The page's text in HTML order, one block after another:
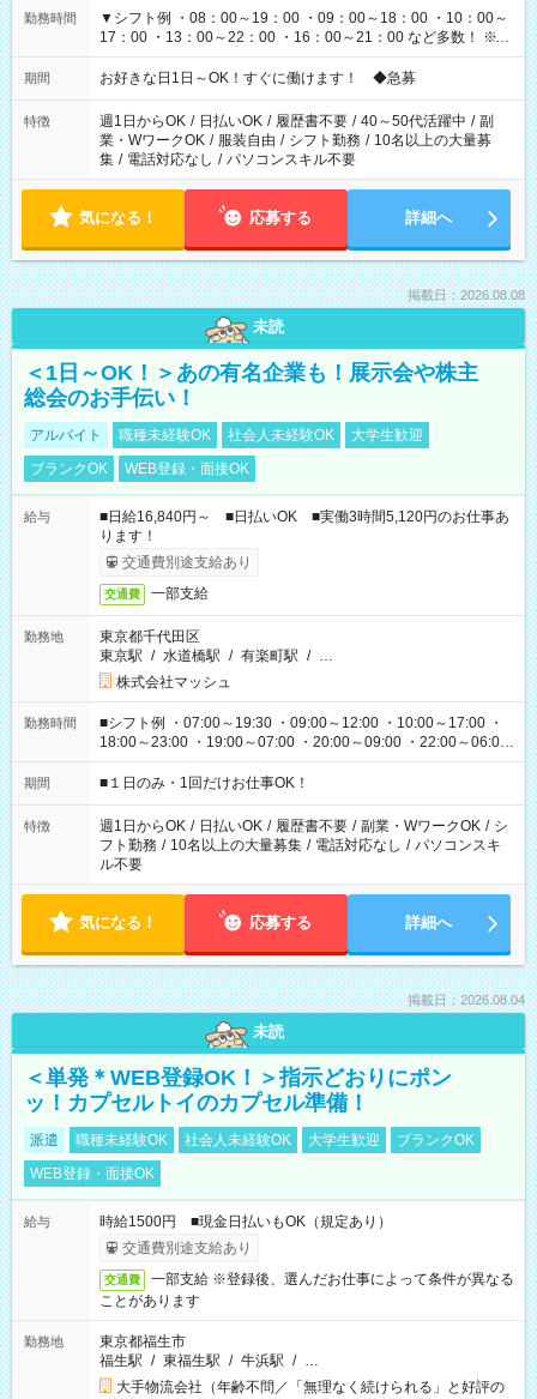
勤務時間
▼シフト例 ・08：00～19：00 ・09：00～18：00 ・10：00～
17：00 ・13：00～22：00 ・16：00～21：00 など多数！ ※お
仕事により勤務時間が異なります
期間 お好きな日1日～OK！すぐに働けます！ ◆急募
特徴 週1日からOK / 日払いOK / 履歴書不要 / 40～50代活躍中 / 副
業・WワークOK / 服装自由 / シフト勤務 / 10名以上の大量募
集 / 電話対応なし / パソコンスキル不要
気になる！ 応募する 詳細へ
掲載日：2026.08.08
未読
＜1日～OK！＞あの有名企業も！展示会や株主
総会のお手伝い！
アルバイト 職種未経験OK 社会人未経験OK
大学生歓迎
ブランクOK
WEB登録・面接OK
給与
■日給16,840円～ ■日払いOK ■実働3時間5,120円のお仕事あ
ります！
交通費別途支給あり
交通費 一部支給
勤務地
東京都千代田区
東京駅 / 水道橋駅 / 有楽町駅 / …
株式会社マッシュ
勤務時間
■シフト例 ・07:00～19:30 ・09:00～12:00 ・10:00～17:00 ・
18:00～23:00 ・19:00～07:00 ・20:00～09:00 ・22:00～06:00
etc ★最短で3時間で5,120円のお仕事から 15時間で2万円近く稼
げるお仕事も！ ご希望のお時間に合わせてご紹介！ ※シフトは
ください！
期間 ■１日のみ・1回だけお仕事OK！
特徴 週1日からOK / 日払いOK / 履歴書不要 / 副業・WワークOK / シ
フト勤務 / 10名以上の大量募集 / 電話対応なし / パソコンスキ
ル不要
気になる！ 応募する 詳細へ
掲載日：2026.08.04
未読
＜単発＊WEB登録OK！＞指示どおりにポン
ッ！カプセルトイのカプセル準備！
派遣 職種未経験OK 社会人未経験OK 大学生歓迎
ブランクOK
WEB登録・面接OK
給与
時給1500円 ■現金日払いもOK（規定あり）
交通費別途支給あり
交通費
一部支給 ※登録後、選んだお仕事によって条件が異なる
ことがあります
勤務地
東京都福生市
福生駅 / 東福生駅 / 牛浜駅 / …
大手物流会社（年齢不問／「無理なく続けられる」と好評の